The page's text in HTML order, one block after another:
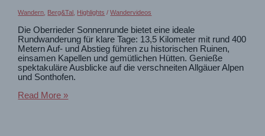
Ausblicke
Wandern Berg&Tal Highlights /Wandervideos
Die Oberrieder Sonnenrunde bietet eine ideale
Rundwanderung für klare Tage: 13,5 Kilometer mit rund 400
Metern Auf- und Abstieg führen zu historischen Ruinen,
einsamen Kapellen und gemütlichen Hütten. Genieße
spektakuläre Ausblicke auf die verschneiten Allgäuer Alpen
und Sonthofen.
Sonnenrunde
Read More »